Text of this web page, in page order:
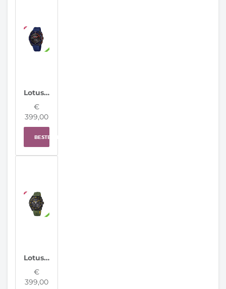
Lotus horloge 20002/6 Connected Full D
€
399,00
BESTELLEN
Lotus horloge 20001/7 Connected Full D
€
399,00